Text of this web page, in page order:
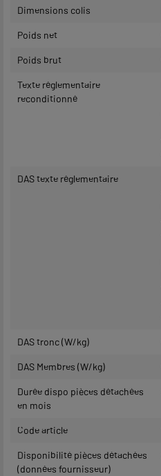
Dimensions colis
Poids net
Poids brut
Texte réglementaire
reconditionné
DAS texte réglementaire
DAS tronc (W/kg)
DAS Membres (W/kg)
Durée dispo pièces détachées
en mois
Code article
Disponibilité pièces détachées
(données fournisseur)